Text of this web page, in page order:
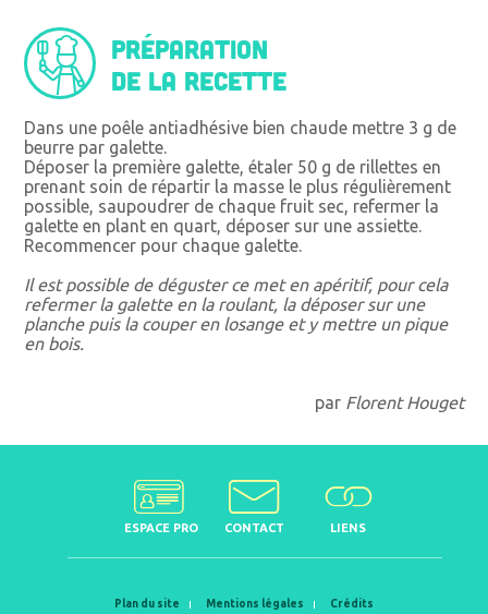
Préparation
de la recette
Dans une poêle antiadhésive bien chaude mettre 3 g de
beurre par galette.
Déposer la première galette, étaler 50 g de rillettes en
prenant soin de répartir la masse le plus régulièrement
possible, saupoudrer de chaque fruit sec, refermer la
galette en plant en quart, déposer sur une assiette.
Recommencer pour chaque galette.
Il est possible de déguster ce met en apéritif, pour cela
refermer la galette en la roulant, la déposer sur une
planche puis la couper en losange et y mettre un pique
en bois.
par Florent Houget
ESPACE PRO CONTACT LIENS
Plan du site Mentions légales Crédits